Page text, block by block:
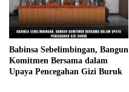
Babinsa Sebelimbingan, Bangun
Komitmen Bersama dalam
Upaya Pencegahan Gizi Buruk